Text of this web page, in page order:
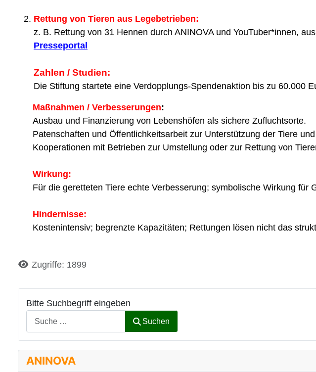
Bitte Suchbegriff eingeben
Suchen
ANINOVA
Rettung von Tieren aus Legebetrieben:
z. B. Rettung von 31 Hennen durch ANINOVA und YouTuber*innen,
Presseportal
Zahlen / Studien:
Die Stiftung startete eine Verdopplungs-Spendenaktion bis zu 60.000
Maßnahmen / Verbesserungen:
Ausbau und Finanzierung von Lebenshöfen als sichere Zufluchtsorte.
Patenschaften und Öffentlichkeitsarbeit zur Unterstützung der Tiere
Kooperationen mit Betrieben zur Umstellung oder zur Rettung von
Wirkung:
Für die geretteten Tiere echte Verbesserung; symbolische Wirkung für
Hindernisse:
Kostenintensiv; begrenzte Kapazitäten; Rettungen lösen nicht das
DetailsZugriffe: 1899